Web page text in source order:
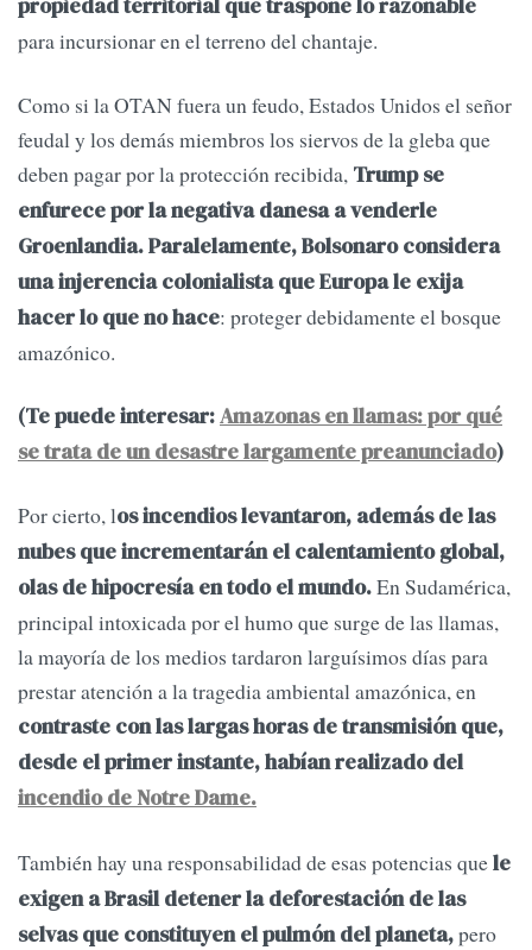
propiedad territorial que traspone lo razonable
para incursionar en el terreno del chantaje.
Como si la OTAN fuera un feudo, Estados Unidos el señor
feudal y los demás miembros los siervos de la gleba que
deben pagar por la protección recibida, Trump se
enfurece por la negativa danesa a venderle
Groenlandia. Paralelamente, Bolsonaro considera
una injerencia colonialista que Europa le exija
hacer lo que no hace: proteger debidamente el bosque
amazónico.
(Te puede interesar:Amazonas en llamas: por qué
se trata de un desastre largamente preanunciado)
Por cierto, los incendios levantaron, además de las
nubes que incrementarán el calentamiento global,
olas de hipocresía en todo el mundo.En Sudamérica,
principal intoxicada por el humo que surge de las llamas,
la mayoría de los medios tardaron larguísimos días para
prestar atención a la tragedia ambiental amazónica, en
contraste con las largas horas de transmisión que,
desde el primer instante, habían realizado del
incendio de Notre Dame.
También hay una responsabilidad de esas potencias quele
exigen a Brasil detener la deforestación de las
selvas que constituyen el pulmón del planeta,pero